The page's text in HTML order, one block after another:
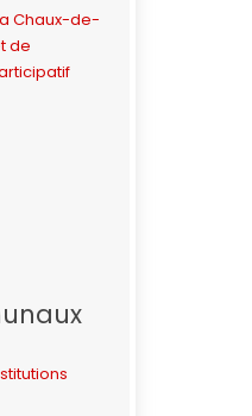
Chaux-de-
de